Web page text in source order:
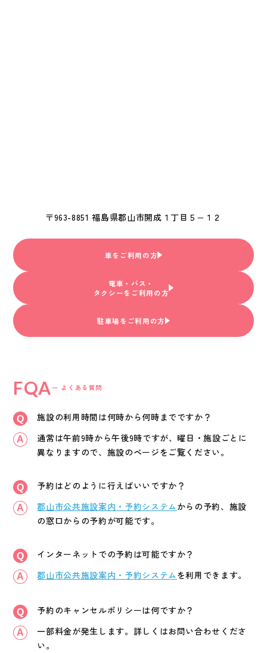
〒963-8851 福島県郡山市開成１丁目５−１２
車をご利用の方
電車・バス・
タクシーをご利用の方
駐車場をご利用の方
FQA ー よくある質問
施設の利用時間は何時から何時までですか？
通常は午前9時から午後9時ですが、曜日・施設ごとに
異なりますので、施設のページをご覧ください。
予約はどのように行えばいいですか？
郡山市公共施設案内・予約システムからの予約、施設
の窓口からの予約が可能です。
インターネットでの予約は可能ですか？
郡山市公共施設案内・予約システムを利用できます。
予約のキャンセルポリシーは何ですか？
一部料金が発生します。詳しくはお問い合わせくださ
い。